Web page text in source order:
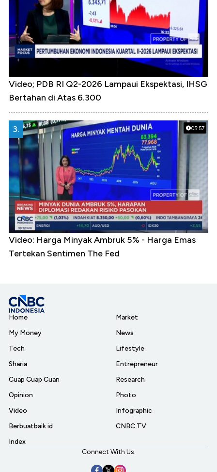
Video; PDB RI Q2-2026 Lampaui Ekspektasi, IHSG
Bertahan di Atas 6.300
05:57
3.
Video: Harga Minyak Ambruk 5% - Harga Emas
Tertekan Sentimen The Fed
Home
My Money
Tech
Sharia
Cuap Cuap Cuan
Opinion
Video
Berbuatbaik.id
Index
Market
News
Lifestyle
Entrepreneur
Research
Photo
Infographic
CNBC TV
Connect With Us: